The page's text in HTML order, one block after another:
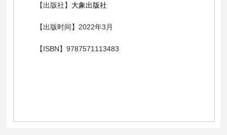
【出版社】 大象出版社
【出版时间】2022年3月
【ISBN】9787571113483